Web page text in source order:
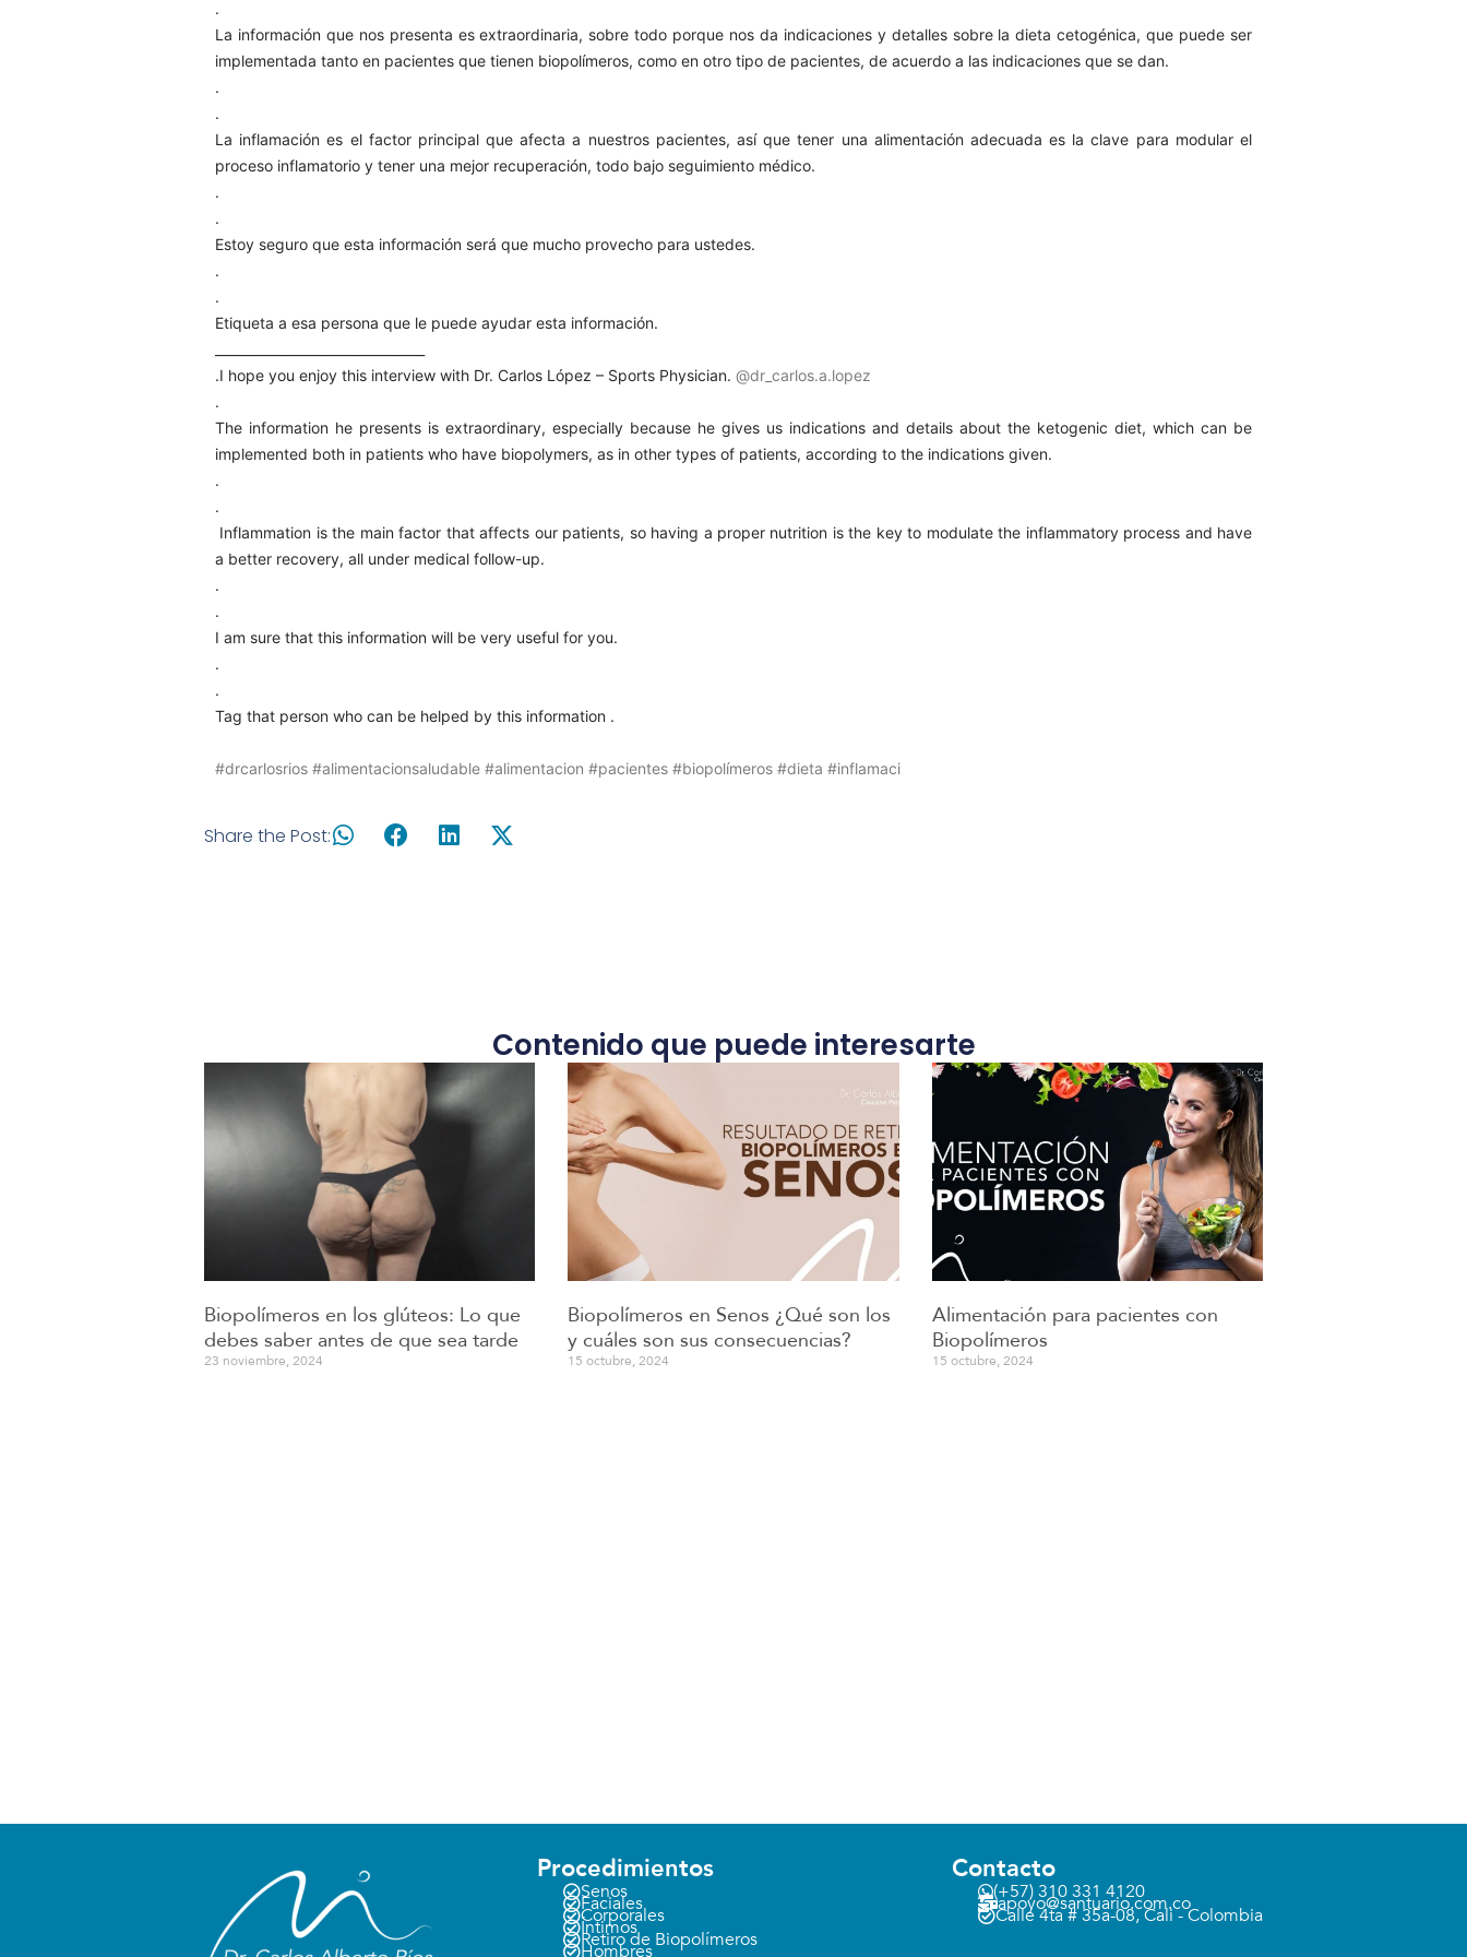
.
La información que nos presenta es extraordinaria, sobre todo porque nos da indicaciones y detalles sobre la dieta cetogénica, que puede ser
implementada tanto en pacientes que tienen biopolímeros, como en otro tipo de pacientes, de acuerdo a las indicaciones que se dan.
.
.
La inflamación es el factor principal que afecta a nuestros pacientes, así que tener una alimentación adecuada es la clave para modular el
proceso inflamatorio y tener una mejor recuperación, todo bajo seguimiento médico.
.
.
Estoy seguro que esta información será que mucho provecho para ustedes.
.
.
Etiqueta a esa persona que le puede ayudar esta información.
.I hope you enjoy this interview with Dr. Carlos López – Sports Physician. @dr_carlos.a.lopez
.
The information he presents is extraordinary, especially because he gives us indications and details about the ketogenic diet, which can be
implemented both in patients who have biopolymers, as in other types of patients, according to the indications given.
.
.
Inflammation is the main factor that affects our patients, so having a proper nutrition is the key to modulate the inflammatory process and have
a better recovery, all under medical follow-up.
.
.
I am sure that this information will be very useful for you.
.
.
Tag that person who can be helped by this information .
#drcarlosrios #alimentacionsaludable #alimentacion #pacientes #biopolímeros #dieta #inflamaci
Share the Post:
Contenido que puede interesarte
Biopolímeros en los glúteos: Lo que
debes saber antes de que sea tarde
23 noviembre, 2024
Biopolímeros en Senos ¿Qué son los
y cuáles son sus consecuencias?
15 octubre, 2024
Alimentación para pacientes con
Biopolímeros
15 octubre, 2024
Procedimientos
Senos
Faciales
Corporales
Íntimos
Retiro de Biopolímeros
Hombres
Contacto
(+57) 310 331 4120
apoyo@santuario.com.co
Calle 4ta # 35a-08, Cali - Colombia